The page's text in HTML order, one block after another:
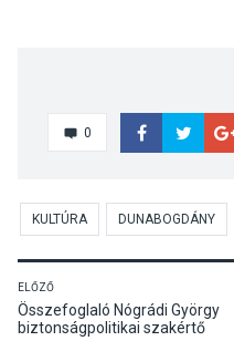
0
KULTÚRA DUNABOGDÁNY
ELŐZŐ
Összefoglaló Nógrádi György
biztonságpolitikai szakértő